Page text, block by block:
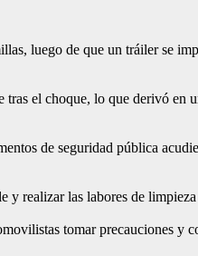
luego de que un tráiler se
el choque, lo que derivó en
de seguridad pública
y realizar las labores de
tomar precauciones y